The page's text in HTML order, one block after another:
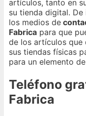
artículos, tanto en
su tienda digital.
los medios de
Fabrica para que
de los artículos que
sus tiendas físicas
para un elemento
Teléfono
Fabrica